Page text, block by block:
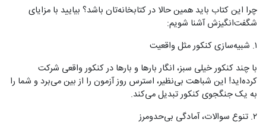
چرا این کتاب باید همین حالا در کتابخانه‌تان باشد؟ بیایید با مزایای
شگفت‌انگیزش آشنا شویم:
۱. شبیه‌سازی کنکور مثل واقعیت
با چند کنکور خیلی سبز، انگار بارها و بارها در کنکور واقعی شرکت
کرده‌اید! این شباهت بی‌نظیر، استرس روز آزمون را از بین می‌برد و شما را
به یک جنگجوی کنکور تبدیل می‌کند.
۲. تنوع سوالات، آمادگی بی‌حدومرز